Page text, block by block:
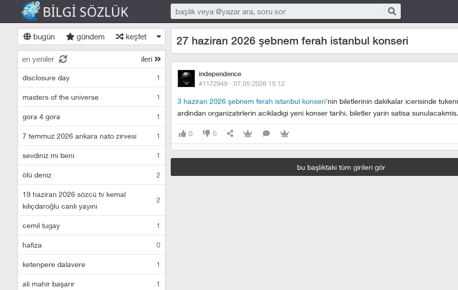
bugün gündem keşfet
en yeniler ileri
disclosure day 1
masters of the universe 1
gora 4 gora 1
7 temmuz 2026 ankara nato zirvesi 1
sevdiniz mi beni 1
ölü deniz 2
19 haziran 2026 sözcü tv kemal
kılıçdaroğlu canlı yayını
2
cemil tugay 1
hafiza 0
ketenpere dalavere 1
ali mahir başarır 1
27 haziran 2026 şebnem ferah istanbul konseri
independence
#1172949 · 07.05.2026 15:12
3 haziran 2026 şebnem ferah istanbul konseri'nin biletlerinin dakikalar icerisinde
ardindan organizatırlerin acikladigi yeni konser tarihi. biletler yarin satisa sunulacakmis.
0 0
bu başlıktaki tüm girileri gör